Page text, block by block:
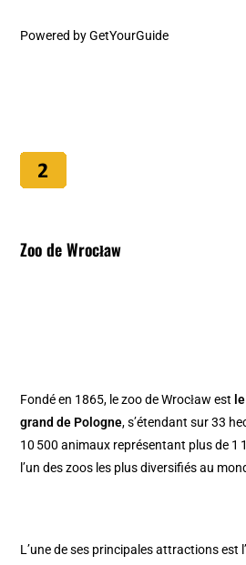
Powered byGetYourGuide
Zoo de Wrocław
Fondé en 1865, le zoo de Wrocław est
grand de Pologne, s’étendant sur 33
10 500 animaux représentant plus de 1
l’un des zoos les plus diversifiés au
L’une de ses principales attractions est